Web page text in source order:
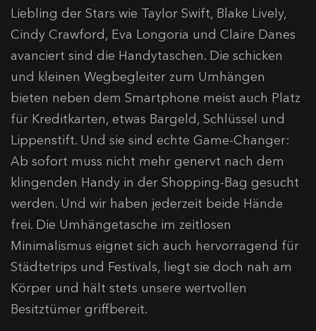
Liebling der Stars wie Taylor Swift, Blake Lively,
Cindy Crawford, Eva Longoria und Claire Danes
avanciert sind die Handytaschen. Die schicken
und kleinen Wegbegleiter zum Umhängen
bieten neben dem Smartphone meist auch Platz
für Kreditkarten, etwas Bargeld, Schlüssel und
Lippenstift. Und sie sind echte Game-Changer:
Ab sofort muss nicht mehr genervt nach dem
klingenden Handy in der Shopping-Bag gesucht
werden. Und wir haben jederzeit beide Hände
frei. Die Umhängetasche im zeitlosen
Minimalismus eignet sich auch hervorragend für
Städtetrips und Festivals, liegt sie doch nah am
Körper und hält stets unsere wertvollen
Besitztümer griffbereit.